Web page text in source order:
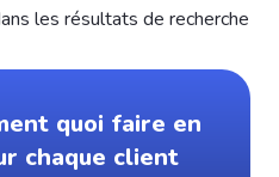
les résultats de recherche
quoi faire en
chaque client